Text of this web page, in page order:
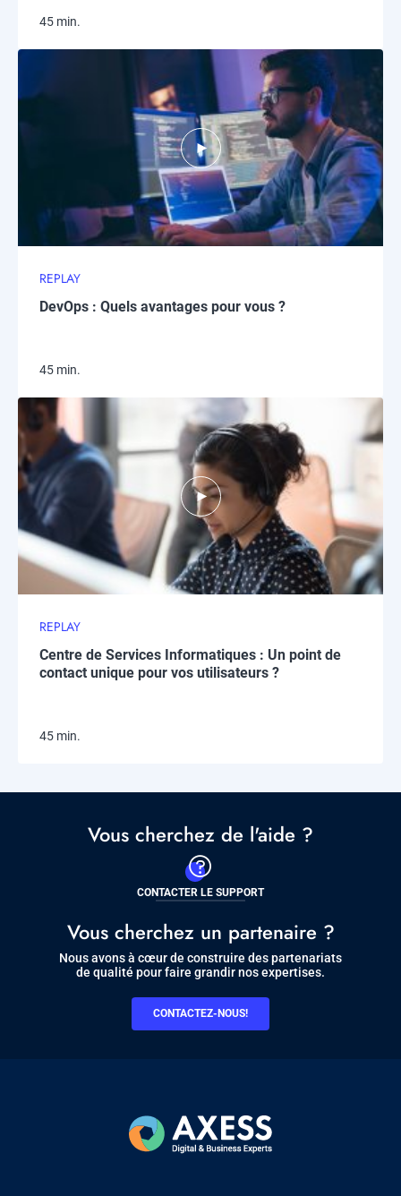
45 min.
REPLAY
DevOps : Quels avantages pour vous ?
45 min.
REPLAY
Centre de Services Informatiques : Un point de
contact unique pour vos utilisateurs ?
45 min.
Vous cherchez de l'aide ?
CONTACTER LE SUPPORT
Vous cherchez un partenaire ?
Nous avons à cœur de construire des partenariats
de qualité pour faire grandir nos expertises.
CONTACTEZ-NOUS!